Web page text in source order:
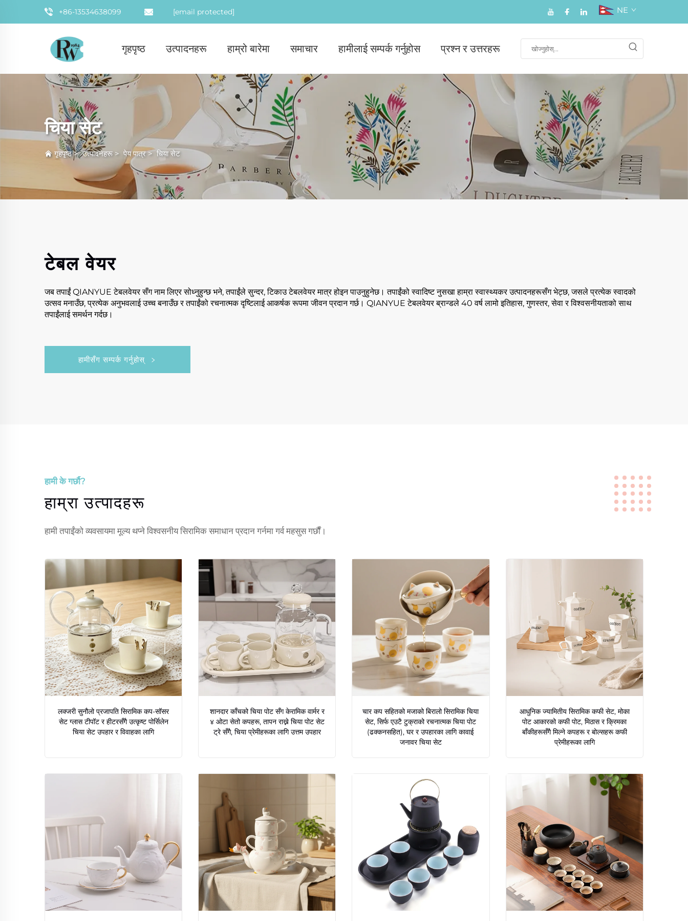
+86-13534638099 [email protected] NE
गृहपृष्ठ उत्पादनहरू हाम्रो बारेमा समाचार हामीलाई सम्पर्क गर्नुहोस प्रश्न र उत्तरहरू
चिया सेट
गृहपृष्ठ>उत्पादनहरू> पेय पात्र>चिया सेट
टेबल वेयर
जब तपाईं QIANYUE टेबलवेयर सँग नाम लिएर सोध्नुहुन्छ भने, तपाईंले सुन्दर, टिकाउ टेबलवेयर मात्र होइन पाउनुहुनेछ। तपाईंको स्वादिष्ट नुसखा हाम्रा स्वास्थ्यकर उत्पादनहरूसँग भेट्छ, जसले प्रत्येक स्वादको
उत्सव मनाउँछ, प्रत्येक अनुभवलाई उच्च बनाउँछ र तपाईंको रचनात्मक दृष्टिलाई आकर्षक रूपमा जीवन प्रदान गर्छ। QIANYUE टेबलवेयर ब्रान्डले 40 वर्ष लामो इतिहास, गुणस्तर, सेवा र विश्वसनीयताको साथ
तपाईंलाई समर्थन गर्दछ।
हामीसँग सम्पर्क गर्नुहोस्
हामी के गर्छौ?
हाम्रा उत्पादहरू
हामी तपाईंको व्यवसायमा मूल्य थप्ने विश्वसनीय सिरामिक समाधान प्रदान गर्नमा गर्व महसुस गर्छौं।
लक्जरी सुनौलो प्रजापति सिरामिक कप-सॉसर
सेट ग्लास टीपॉट र हीटरसँगै उत्कृष्ट पोर्सिलेन
चिया सेट उपहार र विवाहका लागि
शानदार काँचको चिया पोट सँग केरामिक वार्मर र
४ ओटा सेतो कपहरू, तापन राख्ने चिया पोट सेट
ट्रे सँगै, चिया प्रेमीहरूका लागि उत्तम उपहार
चार कप सहितको मजाको बिरालो सिरामिक चिया
सेट, सिर्फ एउटै टुक्राको रचनात्मक चिया पोट
(ढक्कनसहित), घर र उपहारका लागि कावाई
जनावर चिया सेट
आधुनिक ज्यामितीय सिरामिक कफी सेट, मोका
पोट आकारको कफी पोट, मिठास र क्रिमका
बाँकीहरूसँगै मिल्ने कपहरू र बोल्सहरू कफी
प्रेमीहरूका लागि